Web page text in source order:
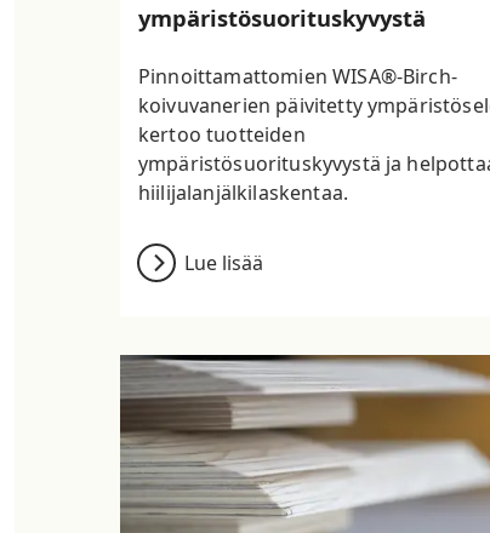
ympäristösuorituskyvystä
Pinnoittamattomien WISA®-Birch-
koivuvanerien päivitetty
kertoo tuotteiden
ympäristösuorituskyvystä ja
hiilijalanjälkilaskentaa.
Lue lisää